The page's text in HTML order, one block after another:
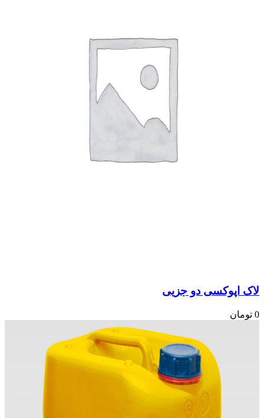
لاک اپوکسی دو جزیی
0 تومان